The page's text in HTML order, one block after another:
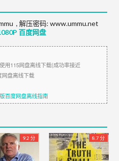
百度网盘
, 解压密码: www.ummu.net
用115网盘离线下载(成功率接近
网盘离线下载
百度网盘离线指南
9.2 分 8.7 分